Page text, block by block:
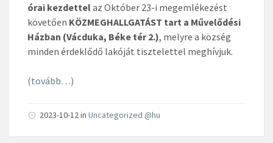
órai kezdettelaz Október 23-i megemlékezést
követően KÖZMEGHALLGATÁST tart a Művelődési
Házban (Vácduka, Béke tér 2.), melyre a község
minden érdeklődő lakóját tisztelettel meghívjuk.
(tovább…)
2023-10-12in Uncategorized @hu